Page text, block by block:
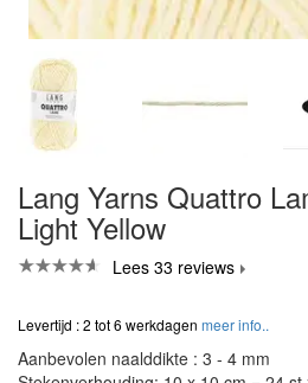
Lang Yarns Quattro
Light Yellow
Lees 33 reviews
Levertijd : 2 tot 6 werkdagen meer info..
Aanbevolen naalddikte : 3 - 4 mm